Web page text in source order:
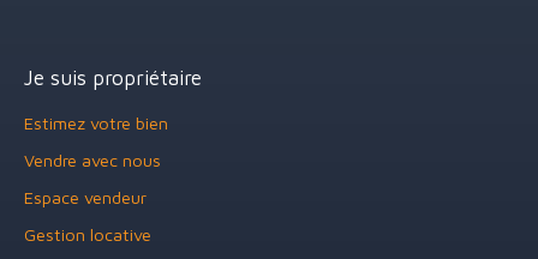
Je suis propriétaire
Estimez votre bien
Vendre avec nous
Espace vendeur
Gestion locative